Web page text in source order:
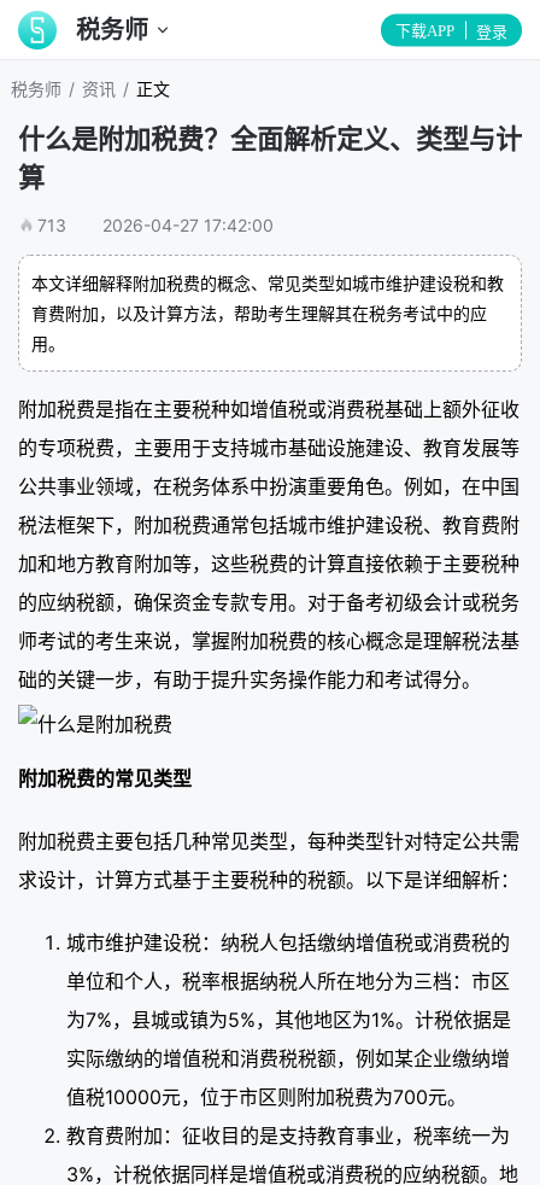
税务师 下载APP 登录
税务师 / 资讯 / 正文
什么是附加税费？全面解析定义、类型与计
算
713 2026-04-27 17:42:00
本文详细解释附加税费的概念、常见类型如城市维护建设税和教
育费附加，以及计算方法，帮助考生理解其在税务考试中的应
用。
附加税费是指在主要税种如增值税或消费税基础上额外征收
的专项税费，主要用于支持城市基础设施建设、教育发展等
公共事业领域，在税务体系中扮演重要角色。例如，在中国
税法框架下，附加税费通常包括城市维护建设税、教育费附
加和地方教育附加等，这些税费的计算直接依赖于主要税种
的应纳税额，确保资金专款专用。对于备考初级会计或税务
师考试的考生来说，掌握附加税费的核心概念是理解税法基
础的关键一步，有助于提升实务操作能力和考试得分。
附加税费的常见类型
附加税费主要包括几种常见类型，每种类型针对特定公共需
求设计，计算方式基于主要税种的税额。以下是详细解析：
城市维护建设税：纳税人包括缴纳增值税或消费税的
单位和个人，税率根据纳税人所在地分为三档：市区
为7%，县城或镇为5%，其他地区为1%。计税依据是
实际缴纳的增值税和消费税税额，例如某企业缴纳增
值税10000元，位于市区则附加税费为700元。
教育费附加：征收目的是支持教育事业，税率统一为
3%，计税依据同样是增值税或消费税的应纳税额。地